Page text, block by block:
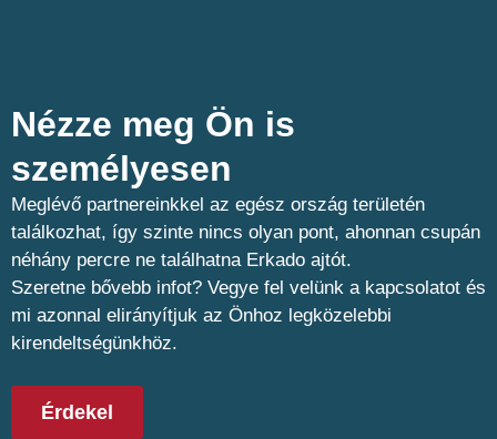
Nézze meg Ön is
személyesen​
Meglévő partnereinkkel az egész ország területén
találkozhat, így szinte nincs olyan pont, ahonnan csupán
néhány percre ne találhatna Erkado ajtót.
Szeretne bővebb infot? Vegye fel velünk a kapcsolatot és
mi azonnal elirányítjuk az Önhoz legközelebbi
kirendeltségünkhöz.
Érdekel